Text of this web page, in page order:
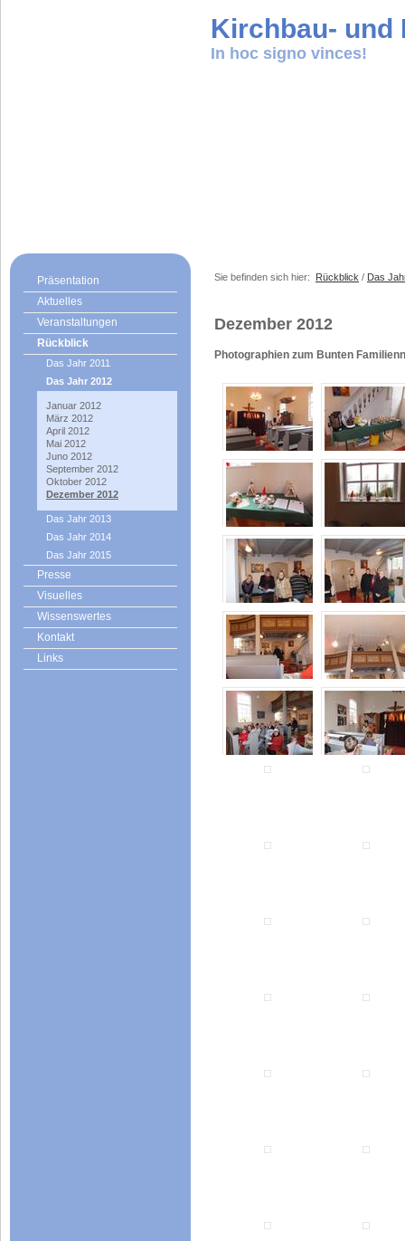
Kirchbau- und
In hoc signo vinces!
Präsentation
Aktuelles
Veranstaltungen
Rückblick
Das Jahr 2011
Das Jahr 2012
Januar 2012
März 2012
April 2012
Mai 2012
Juno 2012
September 2012
Oktober 2012
Dezember 2012
Das Jahr 2013
Das Jahr 2014
Das Jahr 2015
Presse
Visuelles
Wissenswertes
Kontakt
Links
Sie befinden sich hier: Rückblick / Das
Dezember 2012
Photographien zum Bunten